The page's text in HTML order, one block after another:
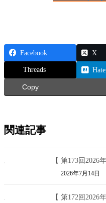
Facebook X
Threads
Copy
関連記事
【 第173回2026
2026年7月14日
【 第172回2026